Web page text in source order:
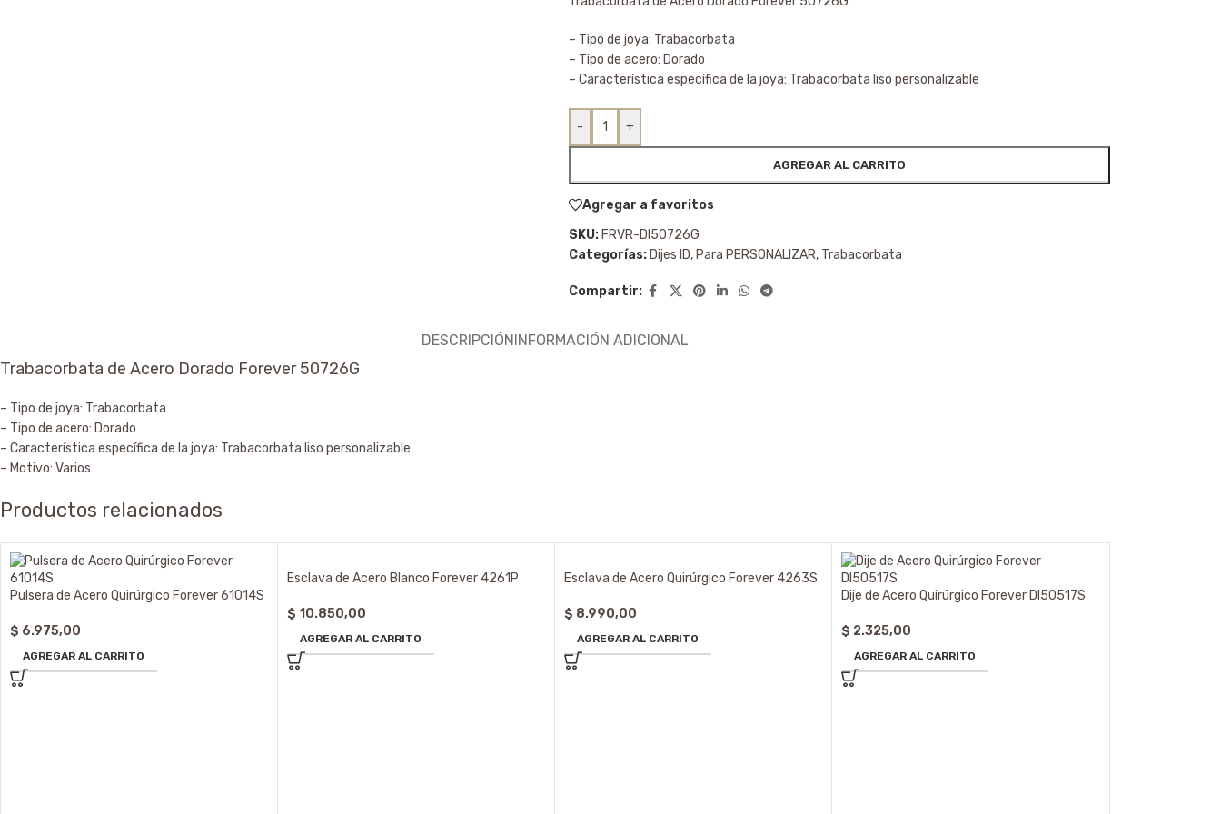
– Tipo de joya: Trabacorbata
– Tipo de acero: Dorado
– Característica específica de la joya: Trabacorbata liso personalizable
- +
AGREGAR AL CARRITO
Agregar a favoritos
SKU: FRVR-DI50726G
Categorías: Dijes ID, Para PERSONALIZAR, Trabacorbata
Compartir:
DESCRIPCIÓNINFORMACIÓN ADICIONAL
Trabacorbata de Acero Dorado Forever 50726G
– Tipo de joya: Trabacorbata
– Tipo de acero: Dorado
– Característica específica de la joya: Trabacorbata liso personalizable
– Motivo: Varios
Productos relacionados
Pulsera de Acero Quirúrgico Forever 61014S
$ 6.975,00
AGREGAR AL CARRITO
Esclava de Acero Blanco Forever 4261P
$ 10.850,00
AGREGAR AL CARRITO
Esclava de Acero Quirúrgico Forever 4263S
$ 8.990,00
AGREGAR AL CARRITO
Dije de Acero Quirúrgico Forever DI50517S
$ 2.325,00
AGREGAR AL CARRITO